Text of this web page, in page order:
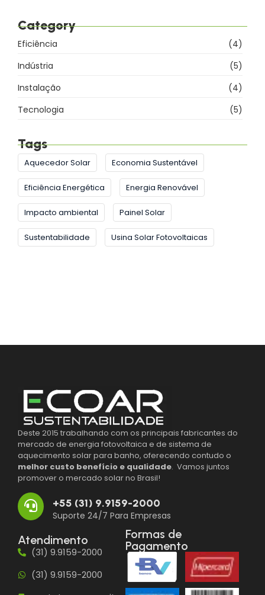
Category
(4)
(5)
Instalação
(4)
Tecnologia
(5)
Tags
Aquecedor Solar Economia Sustentável
Eficiência Energética Energia Renovável
Impacto ambiental Painel Solar
Sustentabilidade Usina Solar Fotovoltaicas
Deste 2015 trabalhando com os principais fabricantes do
mercado de energia fotovoltaica e de sistema de
aquecimento solar para banho, oferecendo contudo o
melhor custo benefício e qualidade
. Vamos juntos
promover o mercado solar no Brasil!
+55 (31) 9.9159-2000
Suporte 24/7 Para Empresas
Atendimento
(31) 9.9159-2000
(31) 9.9159-2000
Formas de
Pagamento